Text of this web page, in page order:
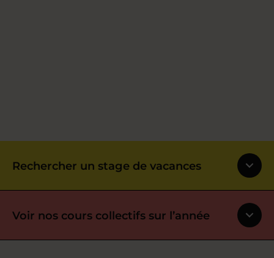
Rechercher un stage de vacances
Voir nos cours collectifs sur l’année